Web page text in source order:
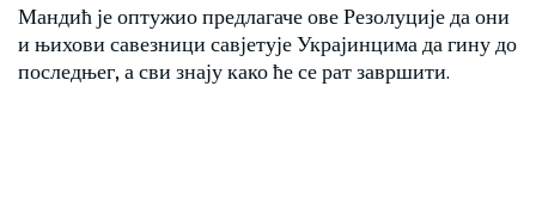
Мандић је оптужио предлагаче ове Резолуције да они
и њихови савезници савјетује Украјинцима да гину до
последњег, а сви знају како ће се рат завршити.